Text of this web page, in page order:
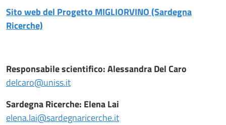
Sito web del Progetto MIGLIORVINO (Sardegna
Ricerche)
Responsabile scientifico: Alessandra Del Caro
delcaro@uniss.it
Sardegna Ricerche: Elena Lai
elena.lai@sardegnaricerche.it